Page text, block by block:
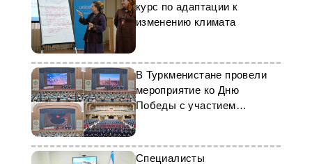
курс по адаптации к
изменению климата
В Туркменистане провели
мероприятие ко Дню
Победы с участием
молодёжи
Специалисты